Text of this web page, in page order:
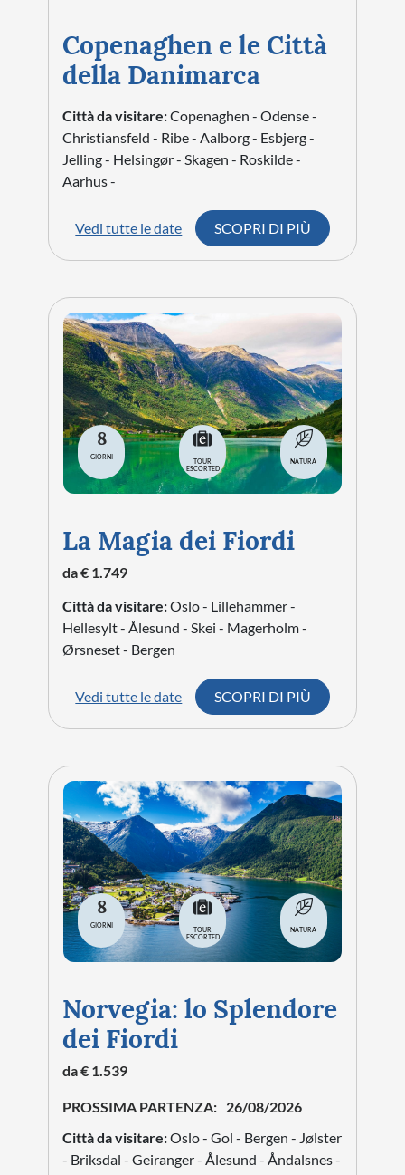
Copenaghen e le Città
della Danimarca
Città da visitare:Copenaghen - Odense -
Christiansfeld - Ribe - Aalborg - Esbjerg -
Jelling - Helsingør - Skagen - Roskilde -
Aarhus -
Vedi tutte le date SCOPRI DI PIÙ
8
GIORNI
TOUR
ESCORTED
NATURA
La Magia dei Fiordi
da € 1.749
Città da visitare:Oslo - Lillehammer -
Hellesylt - Ålesund - Skei - Magerholm -
Ørsneset - Bergen
Vedi tutte le date SCOPRI DI PIÙ
8
GIORNI
TOUR
ESCORTED
NATURA
Norvegia: lo Splendore
dei Fiordi
da € 1.539
PROSSIMA PARTENZA: 26/08/2026
Città da visitare:Oslo - Gol - Bergen - Jølster
- Briksdal - Geiranger - Ålesund - Åndalsnes -